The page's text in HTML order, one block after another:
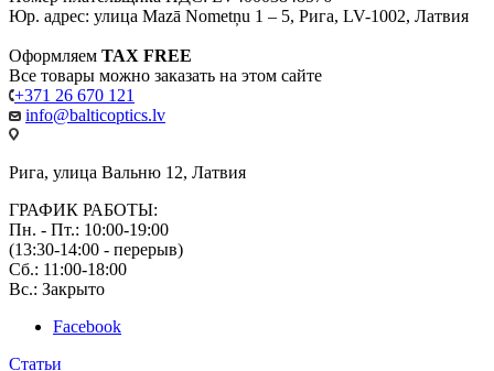
Юр. адрес: улица Mazā Nometņu 1 – 5, Рига, LV-1002, Латвия
Оформляем TAX FREE
Все товары можно заказать на этом сайте
+371 26 670 121
info@balticoptics.lv
Рига, улица Вальню 12, Латвия
ГРАФИК РАБОТЫ:
Пн. - Пт.: 10:00-19:00
(13:30-14:00 - перерыв)
Сб.: 11:00-18:00
Вс.: Закрыто
Facebook
Статьи